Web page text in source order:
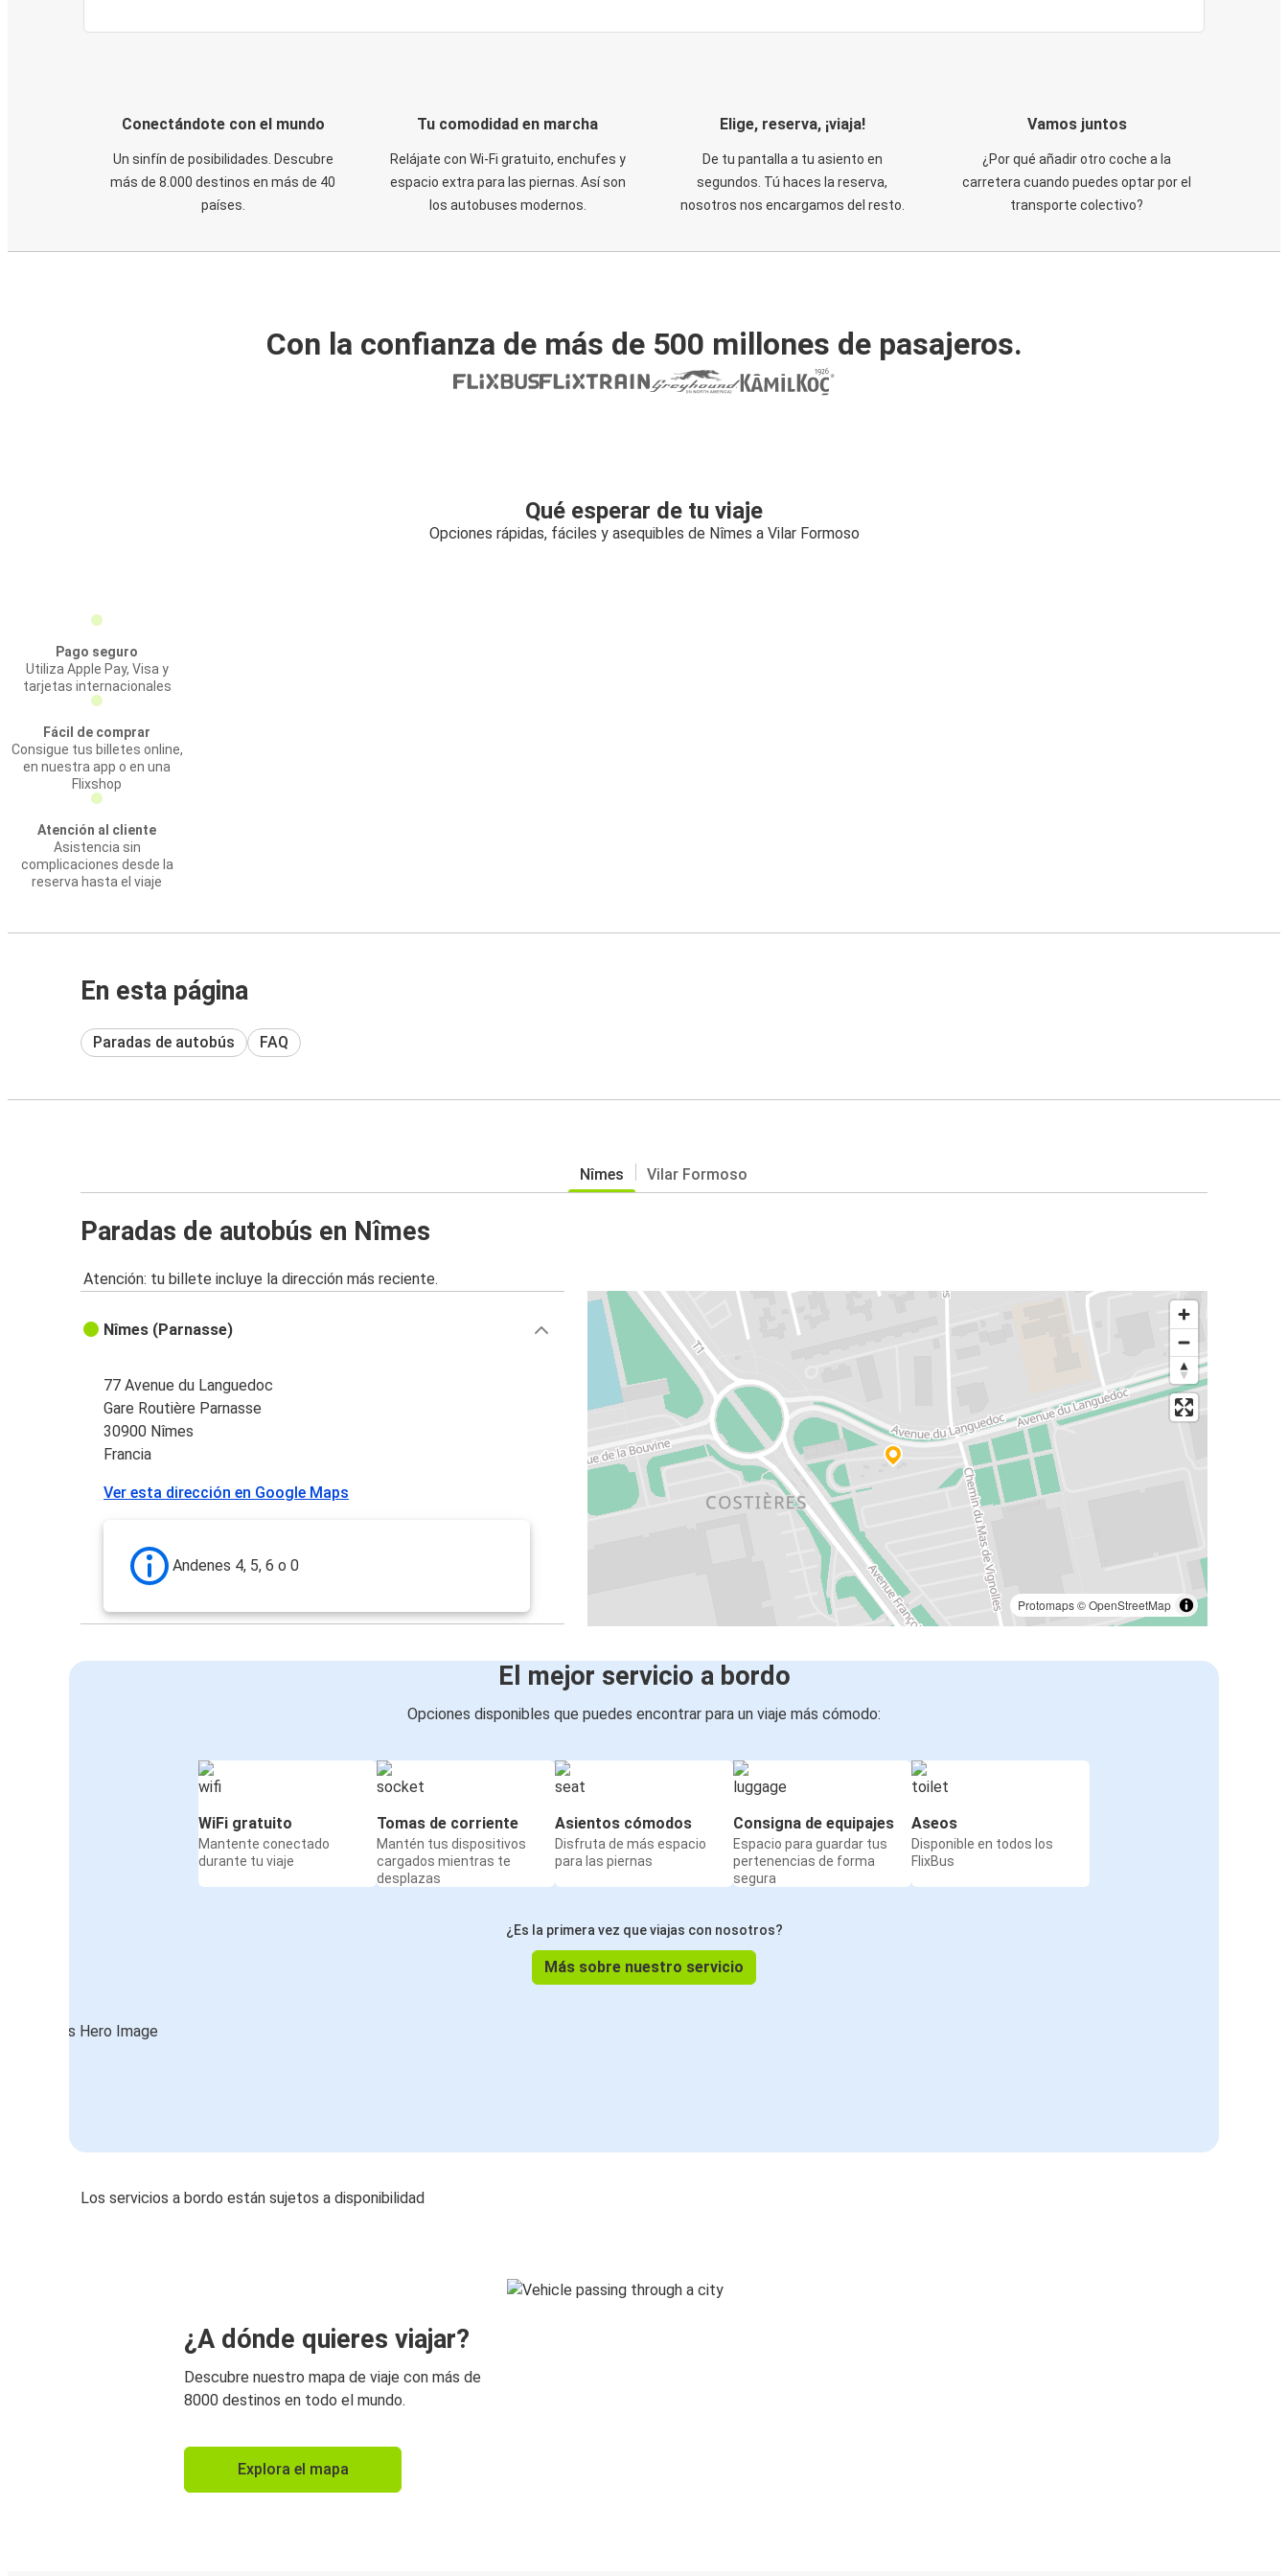
Conectándote con el mundo
Un sinfín de posibilidades. Descubre
más de 8.000 destinos en más de 40
países.
Tu comodidad en marcha
Relájate con Wi-Fi gratuito, enchufes y
espacio extra para las piernas. Así son
los autobuses modernos.
Elige, reserva, ¡viaja!
De tu pantalla a tu asiento en
segundos. Tú haces la reserva,
nosotros nos encargamos del resto.
Vamos juntos
¿Por qué añadir otro coche a la
carretera cuando puedes optar por el
transporte colectivo?
Con la confianza de más de 500 millones de pasajeros.
Qué esperar de tu viaje
Opciones rápidas, fáciles y asequibles de Nîmes a Vilar Formoso
Pago seguro
Utiliza Apple Pay, Visa y
tarjetas internacionales
Fácil de comprar
Consigue tus billetes online,
en nuestra app o en una
Flixshop
Atención al cliente
Asistencia sin
complicaciones desde la
reserva hasta el viaje
En esta página
Paradas de autobús FAQ
Nîmes Vilar Formoso
Paradas de autobús en Nîmes
Atención: tu billete incluye la dirección más reciente.
Protomaps©OpenStreetMap
Nîmes (Parnasse)
77 Avenue du Languedoc
Gare Routière Parnasse
30900 Nîmes
Francia
Ver esta dirección en Google Maps
Andenes 4, 5, 6 o 0
El mejor servicio a bordo
Opciones disponibles que puedes encontrar para un viaje más cómodo:
WiFi gratuito
Mantente conectado
durante tu viaje
Tomas de corriente
Mantén tus dispositivos
cargados mientras te
desplazas
Asientos cómodos
Disfruta de más espacio
para las piernas
Consigna de equipajes
Espacio para guardar tus
pertenencias de forma
segura
Aseos
Disponible en todos los
FlixBus
¿Es la primera vez que viajas con nosotros?
Más sobre nuestro servicio
Los servicios a bordo están sujetos a disponibilidad
¿A dónde quieres viajar?
Descubre nuestro mapa de viaje con más de
8000 destinos en todo el mundo.
Explora el mapa